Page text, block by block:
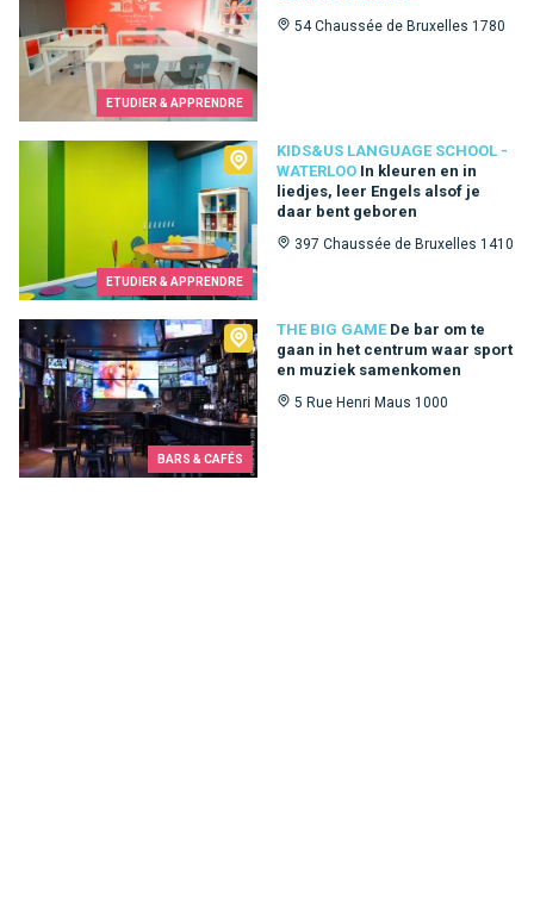
ETUDIER & APPRENDRE
54 Chaussée de Bruxelles 1780
ETUDIER & APPRENDRE
KIDS&US LANGUAGE SCHOOL -
WATERLOO In kleuren en in
liedjes, leer Engels alsof je
daar bent geboren
397 Chaussée de Bruxelles 1410
Kids&Us language school - Waterloo
BARS & CAFÉS
THE BIG GAME De bar om te
gaan in het centrum waar sport
en muziek samenkomen
5 Rue Henri Maus 1000
The Big Game